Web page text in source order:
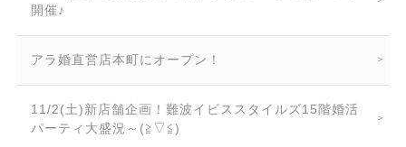
開催♪
アラ婚直営店本町にオープン！
11/2(土)新店舗企画！難波イビススタイルズ15階婚活
パーティ大盛況～(≧▽≦)